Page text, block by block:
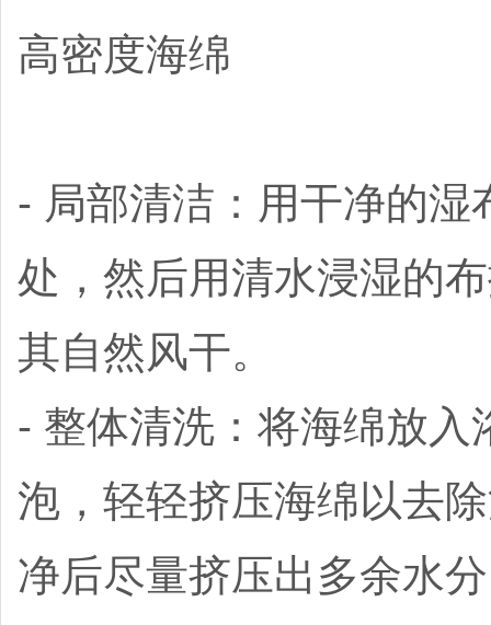
高密度海绵
- 局部清洁：用干净的
处，然后用清水浸湿的
其自然风干。
- 整体清洗：将海绵放
泡，轻轻挤压海绵以去
净后尽量挤压出多余水